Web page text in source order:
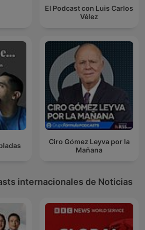
El Podcast con Luis Carlos
Vélez
Ciro Gómez Leyva por la
Mañana
internacionales de Noticias